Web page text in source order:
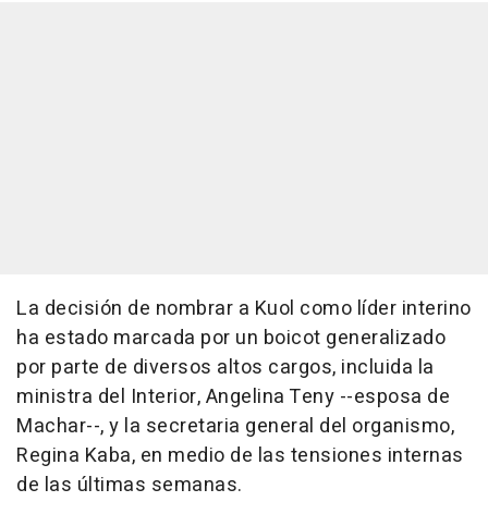
La decisión de nombrar a Kuol como líder interino
ha estado marcada por un boicot generalizado
por parte de diversos altos cargos, incluida la
ministra del Interior, Angelina Teny --esposa de
Machar--, y la secretaria general del organismo,
Regina Kaba, en medio de las tensiones internas
de las últimas semanas.